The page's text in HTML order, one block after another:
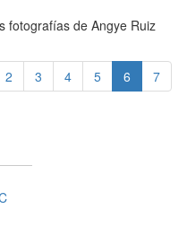
fotografías de Angye Ruiz
2 3 4 5 6 7